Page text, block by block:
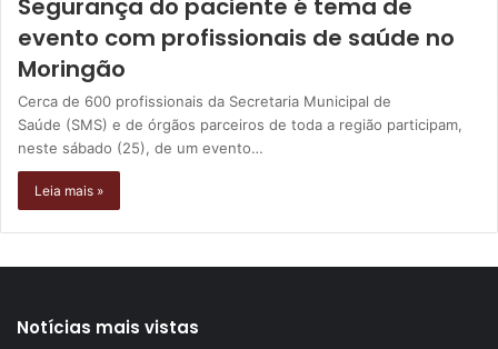
Segurança do paciente é tema de
evento com profissionais de saúde no
Moringão
Cerca de 600 profissionais da Secretaria Municipal de
Saúde (SMS) e de órgãos parceiros de toda a região participam,
neste sábado (25), de um evento…
Leia mais »
Notícias mais vistas